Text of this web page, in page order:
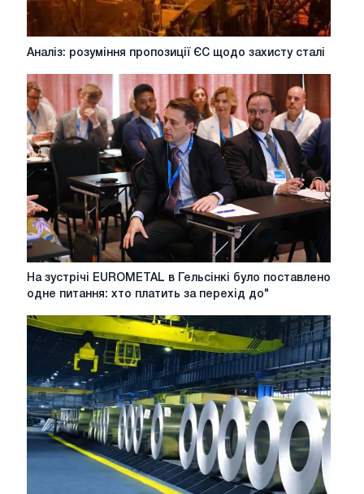
Сантандері
Аналіз:
розуміння
пропозиції
ЄС
щодо
захисту
сталі
Аналіз: розуміння пропозиції ЄС щодо захисту сталі
На
зустрічі
в
Гельсінкі
поставлено
одне
питання:
хто
платить
за
На зустрічі EUROMETAL в Гельсінкі було поставлено
одне питання: хто платить за перехід до"